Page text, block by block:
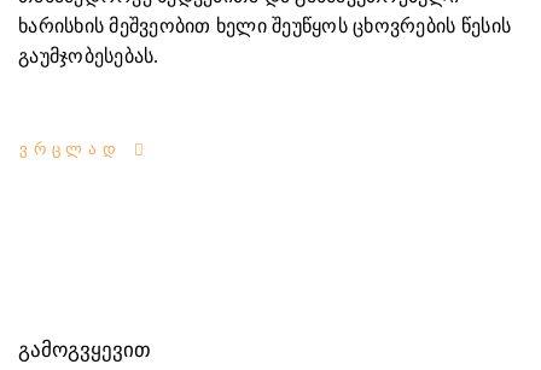
ხარისხის მეშვეობით ხელი შეუწყოს ცხოვრების წესის
გაუმჯობესებას.
ᲕᲠᲪᲚᲐᲓ
ᲒᲐᲛᲝᲒᲕᲧᲔᲕᲘᲗ